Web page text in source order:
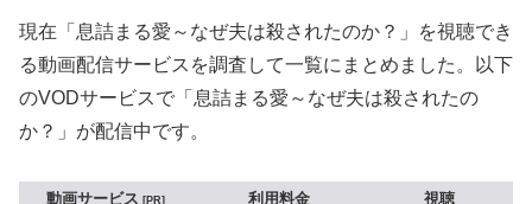
現在「息詰まる愛～なぜ夫は殺されたのか？」を視聴でき
る動画配信サービスを調査して一覧にまとめました。以下
のVODサービスで「息詰まる愛～なぜ夫は殺されたの
か？」が配信中です。
動画サービス PR 利用料金
視聴